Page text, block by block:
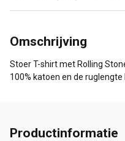
Omschrijving
Stoer T-shirt met Rolling
100% katoen en de
Productinformatie